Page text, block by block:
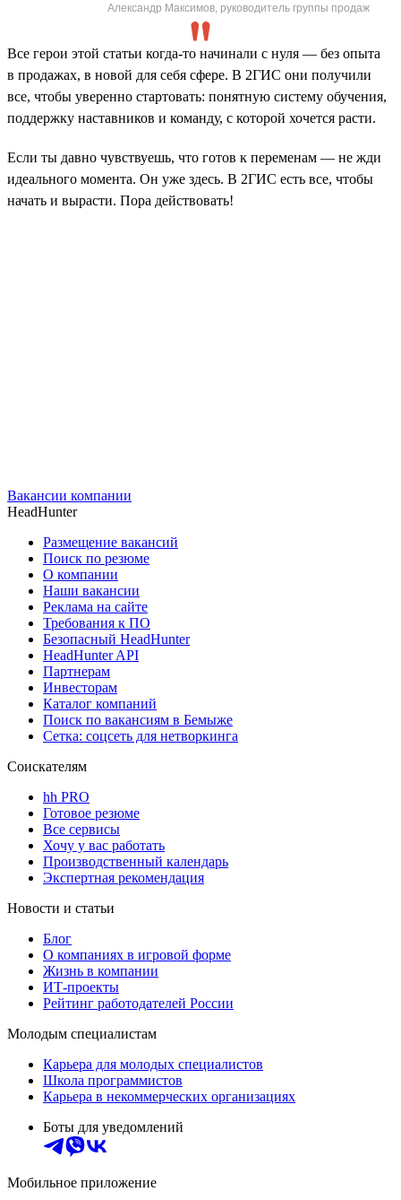
Александр Максимов, руководитель группы продаж
Все герои этой статьи когда-то начинали с нуля — без опыта
в продажах, в новой для себя сфере. В 2ГИС они получили
все, чтобы уверенно стартовать: понятную систему обучения,
поддержку наставников и команду, с которой хочется расти.
Если ты давно чувствуешь, что готов к переменам — не жди
идеального момента. Он уже здесь. В 2ГИС есть все, чтобы
начать и вырасти. Пора действовать!
Вакансии компании
HeadHunter
Размещение вакансий
Поиск по резюме
О компании
Наши вакансии
Реклама на сайте
Требования к ПО
Безопасный HeadHunter
HeadHunter API
Партнерам
Инвесторам
Каталог компаний
Поиск по вакансиям в Бемыже
Сетка: соцсеть для нетворкинга
Соискателям
hh PRO
Готовое резюме
Все сервисы
Хочу у вас работать
Производственный календарь
Экспертная рекомендация
Новости и статьи
Блог
О компаниях в игровой форме
Жизнь в компании
ИТ-проекты
Рейтинг работодателей России
Молодым специалистам
Карьера для молодых специалистов
Школа программистов
Карьера в некоммерческих организациях
Боты для уведомлений
Мобильное приложение